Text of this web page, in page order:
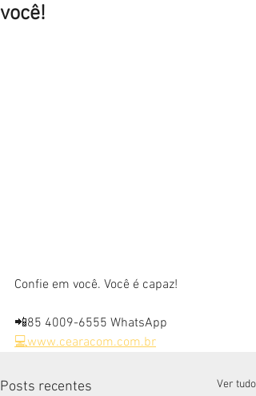
você!
Confie em você. Você é capaz!
📲85 4009-6555 WhatsApp
💻www.cearacom.com.br
Posts recentes Ver tudo